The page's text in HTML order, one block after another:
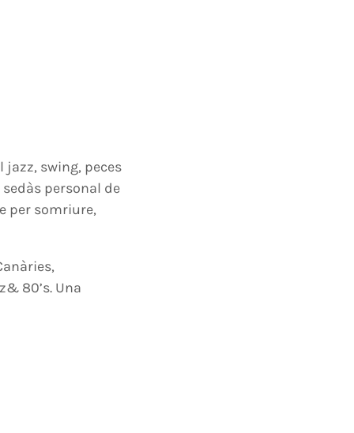
swing, peces
personal de
per somriure,
80’s. Una